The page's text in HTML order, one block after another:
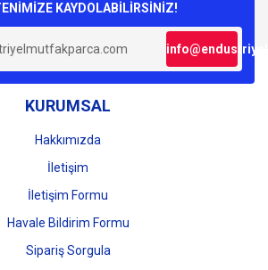
Yorum Yaz
bozuk veya görüntülenemiyor.
eksik bilgiler bulunuyor.
hatalar bulunuyor.
sitelerden daha pahalı.
Gönder
KAYDOLABİLİRSİNİZ!
KURUMSAL
Hakkımızda
İletişim
İletişim Formu
Havale Bildirim Formu
Sipariş Sorgula